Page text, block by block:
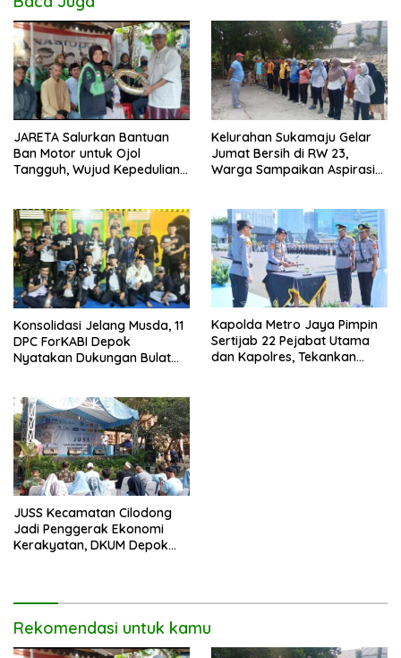
JARETA Salurkan Bantuan
Ban Motor untuk Ojol
Tangguh, Wujud Kepedulian
Kelurahan Sukamaju Gelar
Jumat Bersih di RW 23,
Warga Sampaikan Aspirasi
Konsolidasi Jelang Musda, 11
DPC ForKABI Depok
Nyatakan Dukungan Bulat
Kapolda Metro Jaya Pimpin
Sertijab 22 Pejabat Utama
dan Kapolres, Tekankan
JUSS Kecamatan Cilodong
Jadi Penggerak Ekonomi
Kerakyatan, DKUM Depok
Rekomendasi untuk kamu